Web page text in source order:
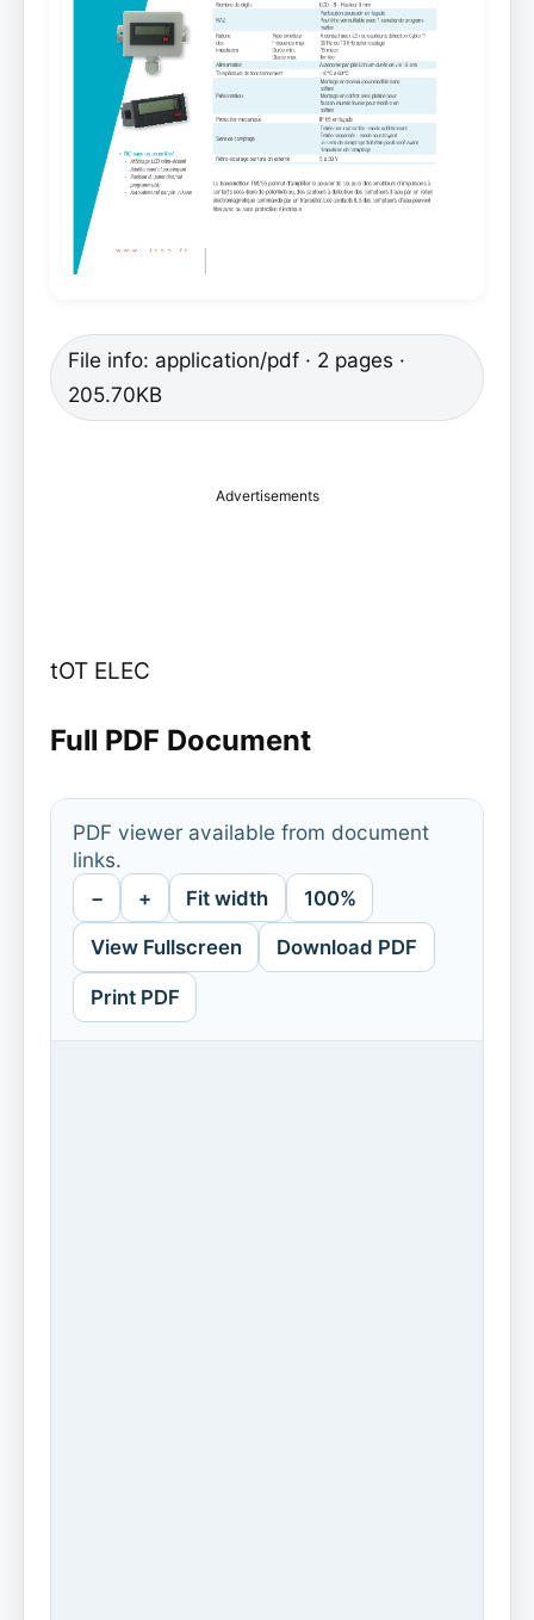
File info: application/pdf · 2 pages ·
205.70KB
Advertisements
tOT ELEC
Full PDF Document
PDF viewer available from document
links.
− + Fit width 100%
View Fullscreen Download PDF
Print PDF